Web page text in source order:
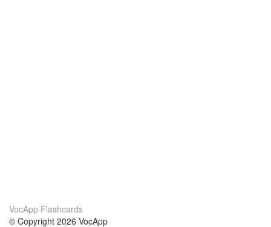
VocApp Flashcards
© Copyright 2026 VocApp